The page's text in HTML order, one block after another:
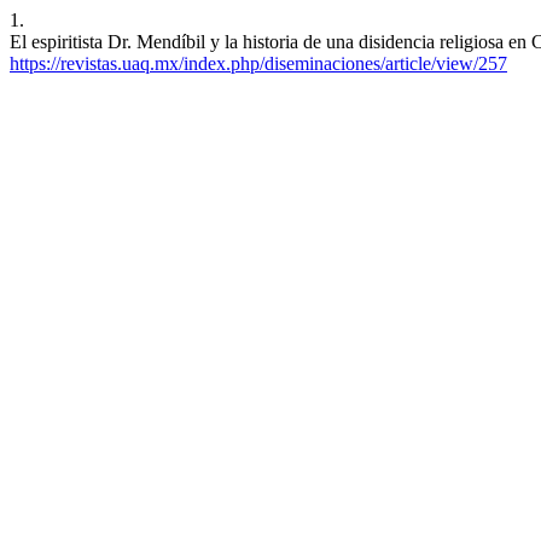
1.
El espiritista Dr. Mendíbil y la historia de una disidencia religiosa
https://revistas.uaq.mx/index.php/diseminaciones/article/view/257